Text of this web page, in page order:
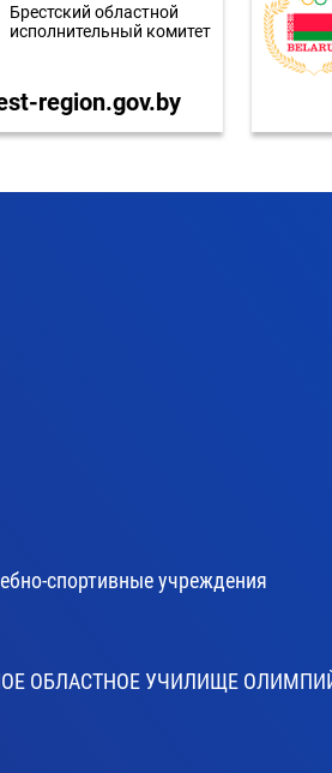
Брестский областной
исполнительный комитет
region.gov.by
спортивные учреждения
ОБЛАСТНОЕ УЧИЛИЩЕ